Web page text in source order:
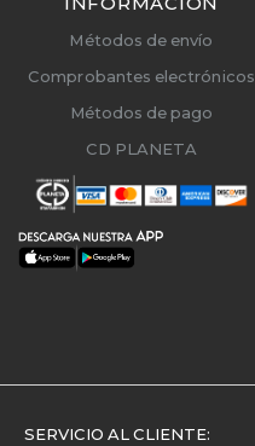
Métodos de envío
Comprobantes electrónicos
Métodos de pago
CD PLANETA
SERVICIO AL CLIENTE: